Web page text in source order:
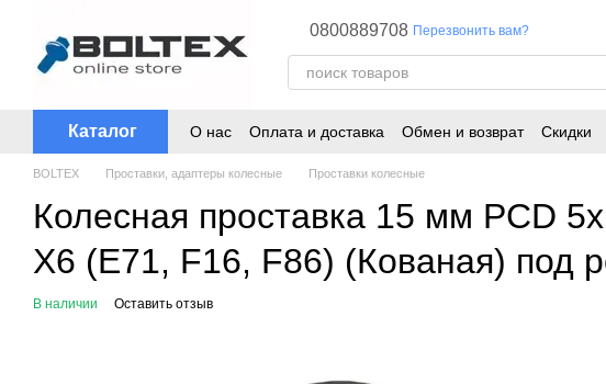
0800889708 Перезвонить вам?
Каталог О нас Оплата и доставка Обмен и возврат Скидки
BOLTEX Проставки, адаптеры колесные Проставки колесные
Колесная проставка 15 мм PCD
X6 (E71, F16, F86) (Кованая) под
В наличии Оставить отзыв